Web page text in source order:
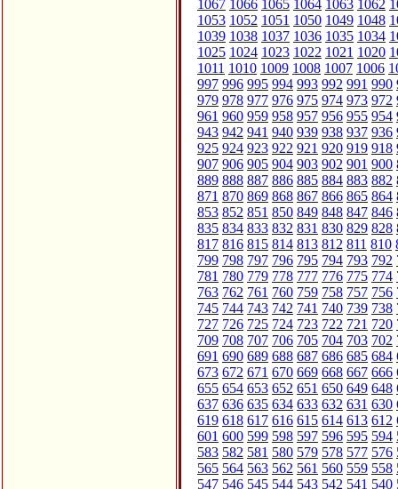
1067 1066 1065 1064 1063 1062
1053 1052 1051 1050 1049 1048
1039 1038 1037 1036 1035 1034
1025 1024 1023 1022 1021 1020
1011 1010 1009 1008 1007 1006
997 996 995 994 993 992 991 990
979 978 977 976 975 974 973 972
961 960 959 958 957 956 955 954
943 942 941 940 939 938 937 936
925 924 923 922 921 920 919 918
907 906 905 904 903 902 901 900
889 888 887 886 885 884 883 882
871 870 869 868 867 866 865 864
853 852 851 850 849 848 847 846
835 834 833 832 831 830 829 828
817 816 815 814 813 812 811 810
799 798 797 796 795 794 793 792
781 780 779 778 777 776 775 774
763 762 761 760 759 758 757 756
745 744 743 742 741 740 739 738
727 726 725 724 723 722 721 720
709 708 707 706 705 704 703 702
691 690 689 688 687 686 685 684
673 672 671 670 669 668 667 666
655 654 653 652 651 650 649 648
637 636 635 634 633 632 631 630
619 618 617 616 615 614 613 612
601 600 599 598 597 596 595 594
583 582 581 580 579 578 577 576
565 564 563 562 561 560 559 558
547 546 545 544 543 542 541 540